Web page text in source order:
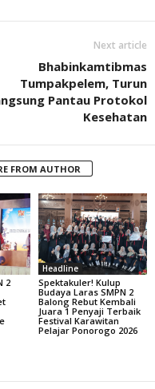
Next article
Bhabinkamtibmas
Tumpakpelem, Turun
Pantau Protokol
Kesehatan
FROM AUTHOR
2
Headline
Spektakuler! Kulup
Budaya Laras SMPN 2
Balong Rebut Kembali
Juara 1 Penyaji Terbaik
Festival Karawitan
Pelajar Ponorogo 2026